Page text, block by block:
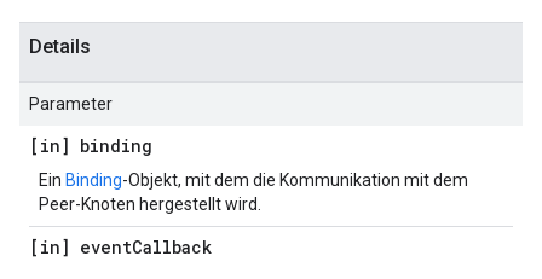
Details
Parameter
[in] binding
Ein Binding-Objekt, mit dem die Kommunikation mit dem
Peer-Knoten hergestellt wird.
[in] eventCallback